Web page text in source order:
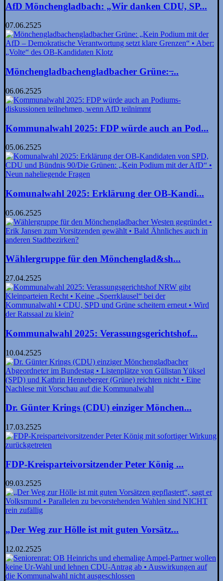
AfD Mönchengladbach: „Wir danken CDU, SP...
07.06.2525
Mönchengladbachengladbacher Grüne: ̶...
06.06.2525
Kommunalwahl 2025: FDP würde auch an Pod...
05.06.2525
Komunalwahl 2025: Erklärung der OB-Kandi...
05.06.2525
Wählergruppe für den Mönchen­glad&sh...
27.04.2525
Kommunalwahl 2025: Verassungsgerichtshof...
10.04.2525
Dr. Günter Krings (CDU) einziger Mönchen...
17.03.2525
FDP-Kreisparteivorsitzender Peter König ...
09.03.2525
„Der Weg zur Hölle ist mit guten Vorsätz...
12.02.2525